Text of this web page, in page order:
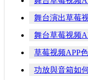
舞台演出草莓
舞台草莓视频
草莓视频APP
功放與音箱如